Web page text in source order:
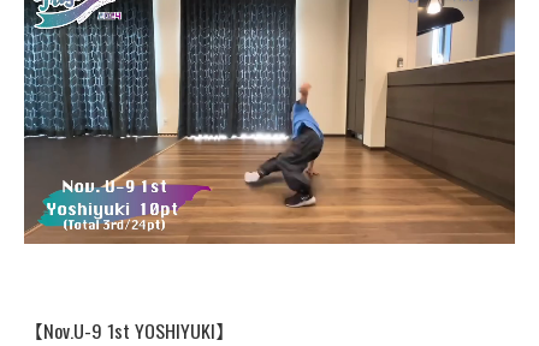
【Nov.U-9 1st YOSHIYUKI】